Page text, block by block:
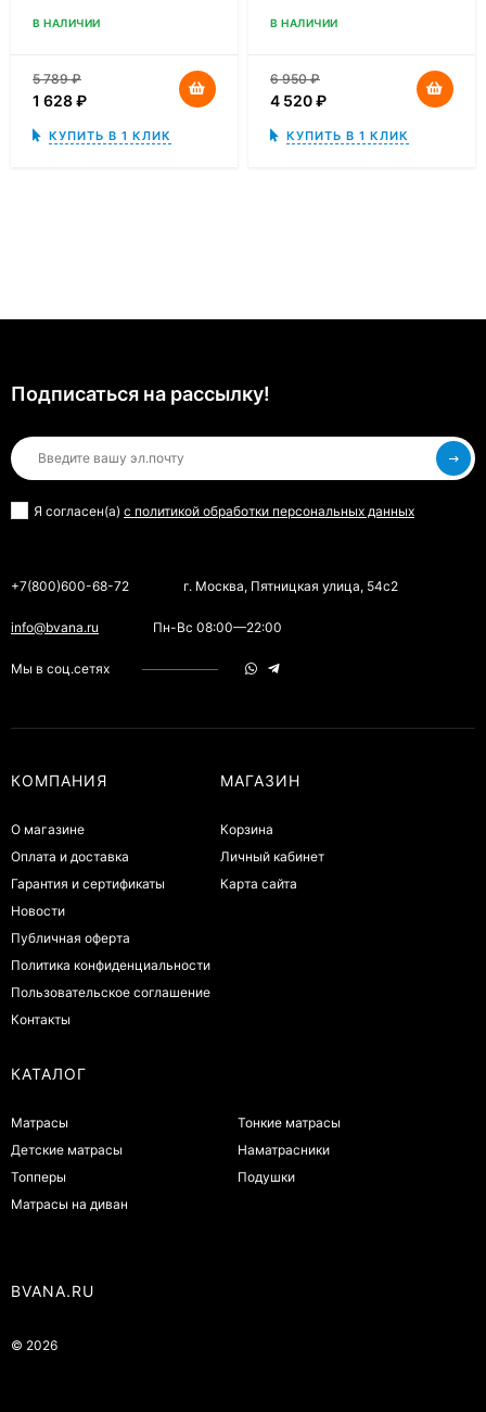
В НАЛИЧИИ
5 789₽
1 628₽
КУПИТЬ В 1 КЛИК
В НАЛИЧИИ
6 950₽
4 520₽
КУПИТЬ В 1 КЛИК
Подписаться на рассылкy!
Я согласен(a) с политикой обработки персональных данных
+7(800)600-68-72 г. Москва, Пятницкая улица, 54с2
info@bvana.ru Пн-Вс 08:00—22:00
Мы в соц.сетях
КОМПАНИЯ
О магазине
Оплата и доставка
Гарантия и сертификаты
Новости
Публичная оферта
Политика конфиденциальности
Пользовательское соглашение
Контакты
МАГАЗИН
Корзина
Личный кабинет
Карта сайта
КАТАЛОГ
Матрасы
Детские матрасы
Топперы
Матрасы на диван
Тонкие матрасы
Наматрасники
Подушки
BVANA.RU
© 2026